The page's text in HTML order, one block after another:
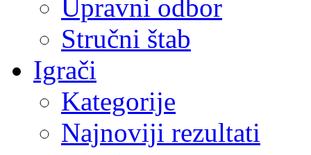
Upravni odbor
Stručni štab
Igrači
Kategorije
Najnoviji rezultati